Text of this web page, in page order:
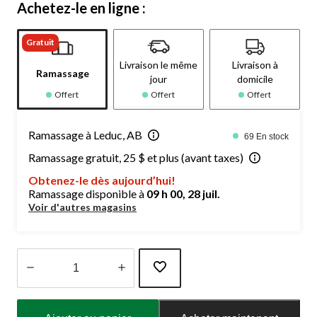
Achetez-le en ligne :
Gratuit
Ramassage
Offert
Livraison le même
jour
Offert
Livraison à
domicile
Offert
Ramassage à Leduc, AB 69 En stock
Ramassage gratuit, 25 $ et plus (avant taxes)
Obtenez-le dès aujourd’hui!
Ramassage disponible à 09 h 00, 28 juil.
Voir d'autres magasins